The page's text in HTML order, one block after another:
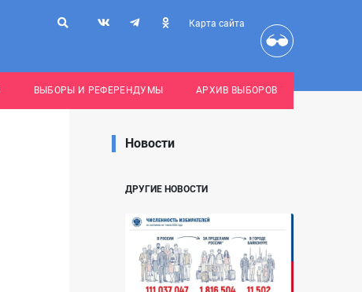
Карта сайта
ВЫБОРЫ И РЕФЕРЕНДУМЫ АРХИВ ВЫБОРОВ
Новости
ДРУГИЕ НОВОСТИ